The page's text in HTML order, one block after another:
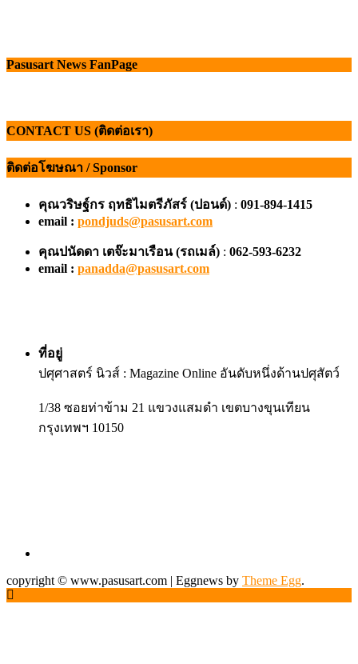
Pasusart News FanPage
CONTACT US (ติดต่อเรา)
ติดต่อโฆษณา / Sponsor
คุณวริษฐ์กร ฤทธิไมตรีภัสร์ (ปอนด์) : 091-894-1415
email : pondjuds@pasusart.com
คุณปนัดดา เตจ๊ะมาเรือน (รถเมล์) : 062-593-6232
email : panadda@pasusart.com
ที่อยู่
ปศุศาสตร์ นิวส์ : Magazine Online อันดับหนึ่งด้านปศุสัตว์
1/38 ซอยท่าข้าม 21 แขวงแสมดำ เขตบางขุนเทียน
กรุงเทพฯ 10150
copyright © www.pasusart.com | Eggnews by Theme Egg.